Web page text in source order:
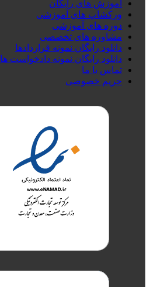
آموزش های رایگان
ورکشاپ های آموزشی
دوره های آموزشی
مشاوره های تخصصی
دانلود رایگان نمونه قراردادها
دانلود رایگان نمونه دادخواست ها
تماس با ما
حریم خصوصی